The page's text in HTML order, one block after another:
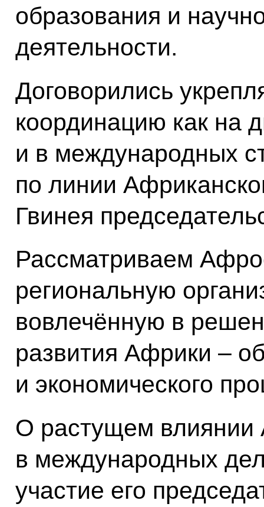
образования и
деятельности.
Договорились
координацию как на
и в международных
по линии
Гвинея
Рассматриваем
региональную
вовлечённую в
развития Африки –
и экономического
О растущем
в международных
участие его